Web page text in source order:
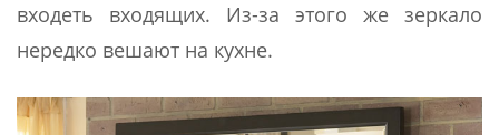
входеть входящих. Из-за этого же зеркало
нередко вешают на кухне.